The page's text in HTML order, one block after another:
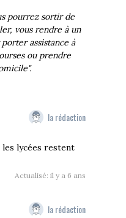
pourrez sortir de
vous rendre à un
assistance à
ou prendre
la rédaction
lycées restent
Actualisé: il y a 6 ans
la rédaction